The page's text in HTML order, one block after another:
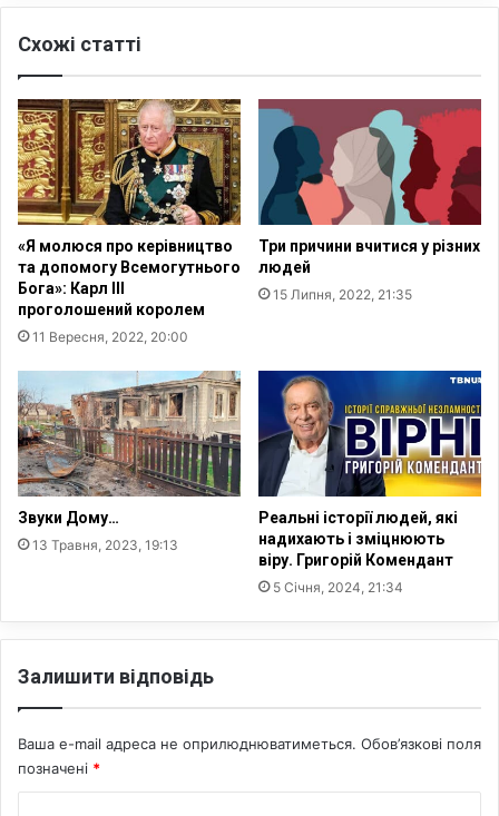
і
е
р
г
і
й
а
ч
и
н
ц
ь
Схожі статті
«Я молюся про керівництво
та допомогу Всемогутнього
Бога»: Карл III
проголошений королем
11 Вересня, 2022, 20:00
Три причини вчитися у різних
людей
15 Липня, 2022, 21:35
Звуки Дому…
13 Травня, 2023, 19:13
Реальні історії людей, які
надихають і зміцнюють
віру. Григорій Комендант
5 Січня, 2024, 21:34
Залишити відповідь
Ваша e-mail адреса не оприлюднюватиметься. Обов’язкові поля
позначені *